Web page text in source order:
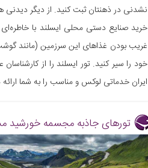
نشدنی در ذهنتان ثبت کنید. از دیگر دیدنی
خرید صنایع دستی محلی ایسلند با
غریب بودن غذاهای این سرزمین (مانند
خود را سیر کنید. تور ایسلند را از
ایران خدماتی لوکس و مناسب را به شما
تورهای جاذبه مجسمه خورشید